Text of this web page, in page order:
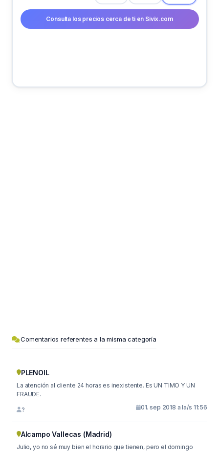
Consulta los precios cerca de ti en Sivix.com
Comentarios referentes a la misma categoría
PLENOIL
La atención al cliente 24 horas es inexistente. Es UN TIMO Y UN
FRAUDE.
? 01. sep 2018 a la/s 11:56
Alcampo Vallecas (Madrid)
Julio, yo no sé muy bien el horario que tienen, pero el domingo